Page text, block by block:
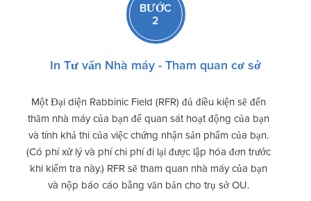
BƯỚC
2
In Tư vấn Nhà máy - Tham quan cơ sở
Một Đại diện Rabbinic Field (RFR) đủ điều kiện sẽ đến
thăm nhà máy của bạn để quan sát hoạt động của bạn
và tính khả thi của việc chứng nhận sản phẩm của bạn.
(Có phí xử lý và phí chi phí đi lại được lập hóa đơn trước
khi kiểm tra này.) RFR sẽ tham quan nhà máy của bạn
và nộp báo cáo bằng văn bản cho trụ sở OU.